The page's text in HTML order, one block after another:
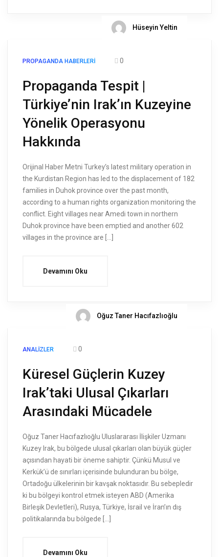
Hüseyin Yeltin
PROPAGANDA HABERLERI 0
Propaganda Tespit |
Türkiye’nin Irak’ın Kuzeyine
Yönelik Operasyonu
Hakkında
Orijinal Haber Metni Turkey’s latest military operation in
the Kurdistan Region has led to the displacement of 182
families in Duhok province over the past month,
according to a human rights organization monitoring the
conflict. Eight villages near Amedi town in northern
Duhok province have been emptied and another 602
villages in the province are […]
Devamını Oku
Oğuz Taner Hacıfazlıoğlu
ANALIZLER 0
Küresel Güçlerin Kuzey
Irak’taki Ulusal Çıkarları
Arasındaki Mücadele
Oğuz Taner Hacıfazlıoğlu Uluslararası İlişkiler Uzmanı
Kuzey Irak, bu bölgede ulusal çıkarları olan büyük güçler
açısından hayati bir öneme sahiptir. Çünkü Musul ve
Kerkük’ü de sınırları içerisinde bulunduran bu bölge,
Ortadoğu ülkelerinin bir kavşak noktasıdır. Bu sebepledir
ki bu bölgeyi kontrol etmek isteyen ABD (Amerika
Birleşik Devletleri), Rusya, Türkiye, İsrail ve İran’ın dış
politikalarında bu bölgede […]
Devamını Oku